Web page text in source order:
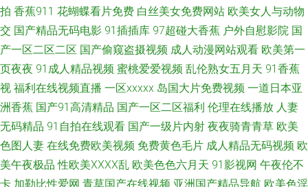
拍 91巨炮网 久久精品导航 91成人海角社区 久久亚洲精品91 91传媒在线视
频 九九热在线观精品视频 91爱爱欧美 久久激情毛片 亚洲无码五月丁香 国产
在线92 一级片秋霞黄色网 91官方在线免费在线观看 探花网站 老色鬼导航
91nAV片 欧美性爱VT 午夜看片 吃瓜av导航 91高清无码看片 九一社视频 91
国产A 欧美性爱区第一页 91色色小视频下载 97自拍97在线视频 三级黄色视
拍 香蕉911 花蝴蝶看片免费 白丝美女免费网站 欧美女人与动物
交 国产精品无码电影 91插插库 97超碰大香蕉 户外自慰影院 国
产一区二区二区 国产偷窥盗摄视频 成人动漫网站观看 欧美第一
页夜夜 91成人精品视频 蜜桃爱爱视频 乱伦熟女五月天 91香蕉
视 福利在线视频直播 一区xxxxx 岛国大片免费视频 一道日本亚
洲香蕉 国产91高清精品 国产一区二区福利 伦理在线播放 人妻
无码精品 91自拍在线观看 国产一级片内射 夜夜骑青青草 欧美
色图人妻 在线免费欧美视频 免费黄色毛片 成人精品无码视频 欧
美午夜极品 性欧美ⅩⅩⅩⅩ乱 欧美色色六月天 91影视网 午夜伦不
卡 加勒比性爱网 青草国产在线视频 亚洲国产精品导航 欧美色淫